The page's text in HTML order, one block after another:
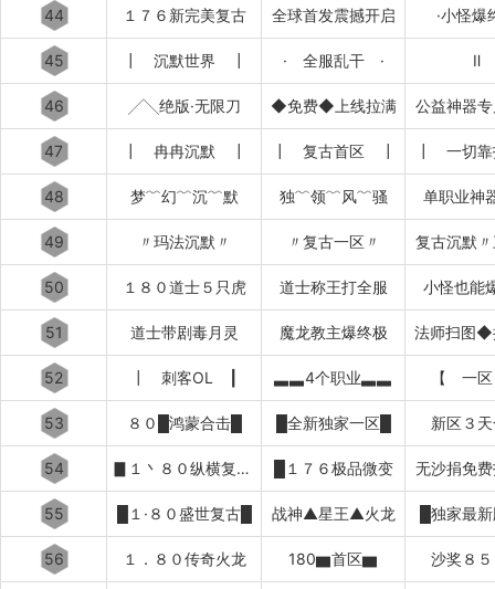
44 １７６新完美复古 全球首发震撼开启 ·小怪爆
45 ┃ 沉默世界 ┃ · 全服乱干 · Ⅱ
46 ╱╲绝版·无限刀 ◆免费◆上线拉满 公益神器
47 ┃ 冉冉沉默 ┃ ┃ 复古首区 ┃ ┃ 一切
48 梦﹌幻﹌沉﹌默 独﹌领﹌风﹌骚 单职业神
49 〃玛法沉默〃 〃复古一区〃 复古沉默
50 １８０道士５只虎 道士称王打全服 小怪也能
51 道士带剧毒月灵 魔龙教主爆终极 法师扫图◆
52 ┃ 刺客OL ┃ ▃▃4个职业▃▃ 【 一
53 ８０█鸿蒙合击█ █全新独家一区█ 新区３
54 ▊１丶８０纵横复古▊ █１７６极品微变 无沙捐免
55 █１·８０盛世复古█ 战神▲星王▲火龙 █独家最
56 １．８０传奇火龙 180▆首区▆ 沙奖８